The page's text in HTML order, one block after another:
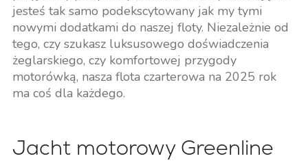
jesteś tak samo podekscytowany jak my tymi
nowymi dodatkami do naszej floty. Niezależnie od
tego, czy szukasz luksusowego doświadczenia
żeglarskiego, czy komfortowej przygody
motorówką, nasza flota czarterowa na 2025 rok
ma coś dla każdego.
Jacht motorowy Greenline